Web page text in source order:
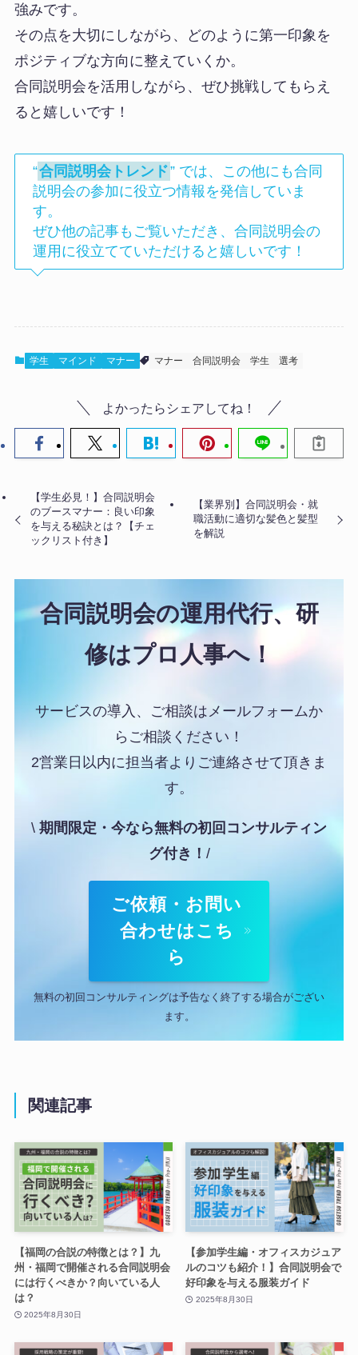
強みです。
その点を大切にしながら、どのように第一印象を
ポジティブな方向に整えていくか。
合同説明会を活用しながら、ぜひ挑戦してもらえ
ると嬉しいです！
“合同説明会トレンド” では、この他にも合同
説明会の参加に役立つ情報を発信していま
す。
ぜひ他の記事もご覧いただき、合同説明会の
運用に役立てていただけると嬉しいです！
学生 マインド マナー マナー 合同説明会 学生 選考
よかったらシェアしてね！
【学生必見！】合同説明会
のブースマナー：良い印象
を与える秘訣とは？【チェ
ックリスト付き】
【業界別】合同説明会・就
職活動に適切な髪色と髪型
を解説
合同説明会の運用代行、研
修はプロ人事へ！
サービスの導入、ご相談はメールフォームか
らご相談ください！
2営業日以内に担当者よりご連絡させて頂きま
す。
\ 期間限定・今なら無料の初回コンサルティン
グ付き！ /
ご依頼・お問い
合わせはこち
ら
無料の初回コンサルティングは予告なく終了する場合がござい
ます。
関連記事
【福岡の合説の特徴とは？】九
州・福岡で開催される合同説明会
には行くべきか？向いている人
は？
2025年8月30日
【参加学生編・オフィスカジュア
ルのコツも紹介！】合同説明会で
好印象を与える服装ガイド
2025年8月30日